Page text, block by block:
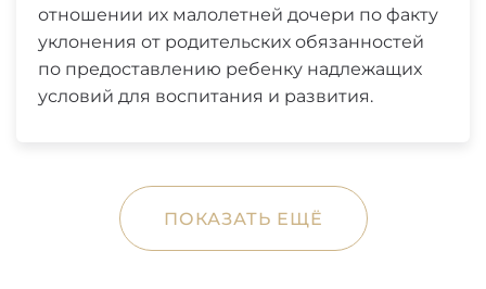
отношении их малолетней дочери по факту
уклонения от родительских обязанностей
по предоставлению ребенку надлежащих
условий для воспитания и развития.
ПОКАЗАТЬ ЕЩЁ